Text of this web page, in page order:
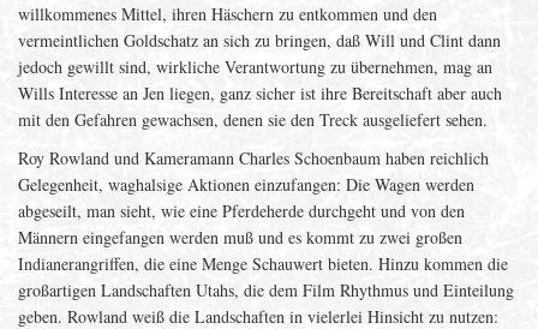
willkommenes Mittel, ihren Häschern zu entkommen und den
vermeintlichen Goldschatz an sich zu bringen, daß Will und Clint dann
jedoch gewillt sind, wirkliche Verantwortung zu übernehmen, mag an
Wills Interesse an Jen liegen, ganz sicher ist ihre Bereitschaft aber auch
mit den Gefahren gewachsen, denen sie den Treck ausgeliefert sehen.
Roy Rowland und Kameramann Charles Schoenbaum haben reichlich
Gelegenheit, waghalsige Aktionen einzufangen: Die Wagen werden
abgeseilt, man sieht, wie eine Pferdeherde durchgeht und von den
Männern eingefangen werden muß und es kommt zu zwei großen
Indianerangriffen, die eine Menge Schauwert bieten. Hinzu kommen die
großartigen Landschaften Utahs, die dem Film Rhythmus und Einteilung
geben. Rowland weiß die Landschaften in vielerlei Hinsicht zu nutzen: